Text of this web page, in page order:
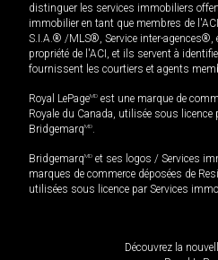
distinguer les services immobiliers
immobilier en tant que membres de
S.I.A.® /MLS®, Service inter-
propriété de l'ACI, et ils servent à
fournissent les courtiers et agents
Royal LePageMD est une marque de
Royale du Canada, utilisée sous
BridgemarqMD.
BridgemarqMD et ses logos / Services
marques de commerce déposées de
utilisées sous licence par Services
Découvrez la